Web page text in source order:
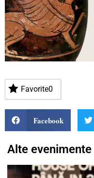
Favorite0
Facebook
Alte evenimente